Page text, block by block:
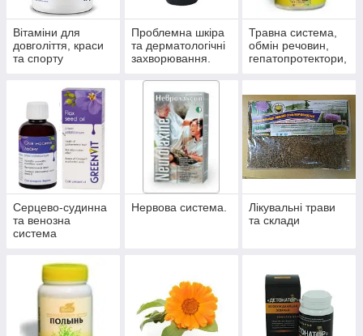
Вітаміни для
довголіття, краси
та спорту
Проблемна шкіра
та дерматологічні
захворювання.
Травна система,
обмін речовин,
гепатопротектори,
Серцево-судинна
та венозна
система
Нервова система.
Лікувальні трави
та склади